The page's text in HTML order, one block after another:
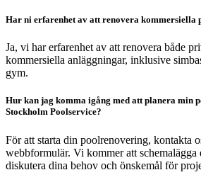
Har ni erfarenhet av att renovera kommersiella
Ja, vi har erfarenhet av att renovera både
kommersiella anläggningar, inklusive
gym.
Hur kan jag komma igång med att planera min
Stockholm Poolservice?
För att starta din poolrenovering, kontakta
webbformulär. Vi kommer att schemalägga
diskutera dina behov och önskemål för